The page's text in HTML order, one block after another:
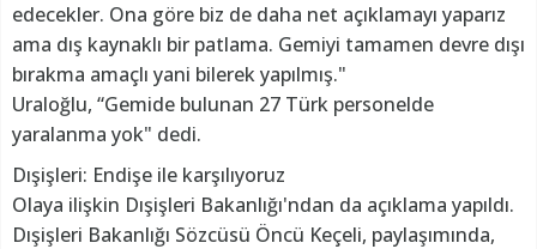
edecekler. Ona göre biz de daha net açıklamayı yaparız
ama dış kaynaklı bir patlama. Gemiyi tamamen devre dışı
bırakma amaçlı yani bilerek yapılmış."
Uraloğlu, “Gemide bulunan 27 Türk personelde
yaralanma yok" dedi.
Dışişleri: Endişe ile karşılıyoruz
Olaya ilişkin Dışişleri Bakanlığı'ndan da açıklama yapıldı.
Dışişleri Bakanlığı Sözcüsü Öncü Keçeli, paylaşımında,